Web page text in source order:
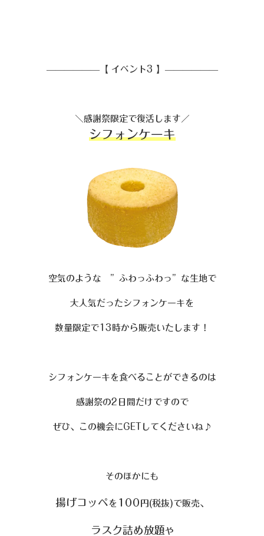
——————【 イベント3 】——————
＼感謝祭限定で復活します／
シフォンケーキ
空気のような ”ふわっふわっ”な生地で
大人気だったシフォンケーキを
数量限定で13時から販売いたします！
シフォンケーキを食べることができるのは
感謝祭の2日間だけですので
ぜひ、この機会にGETしてくださいね♪
そのほかにも
揚げコッペ を 100 円(税抜)で販売、
ラスク詰め放題や